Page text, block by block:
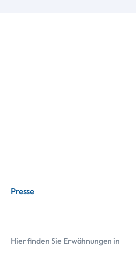
Presse
Hier finden Sie Erwähnungen in